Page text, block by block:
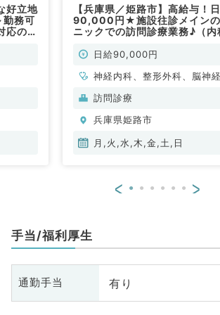
好立地
務可
応のお
【兵庫県／姫路市】高給与！
90,000円★施設往診メインの
ニックでの訪問診療業務♪（内
日給90,000円
神経内科、整形外科、脳神
科、心臓血管外科、泌尿器科
科、消化器内科、内分泌・代
科、腎臓内科、老年内科、血
訪問診療
兵庫県姫路市
月,火,水,木,金,土,日
< >
手当/福利厚生
通勤手当 有り